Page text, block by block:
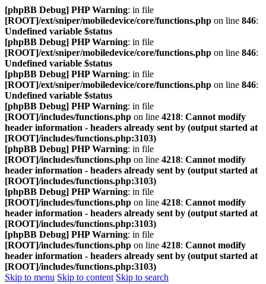
[phpBB Debug] PHP Warning: in file
[ROOT]/ext/sniper/mobiledevice/core/functions.php on line 846:
Undefined variable $status
[phpBB Debug] PHP Warning: in file
[ROOT]/ext/sniper/mobiledevice/core/functions.php on line 846:
Undefined variable $status
[phpBB Debug] PHP Warning: in file
[ROOT]/ext/sniper/mobiledevice/core/functions.php on line 846:
Undefined variable $status
[phpBB Debug] PHP Warning: in file
[ROOT]/includes/functions.php on line 4218: Cannot modify
header information - headers already sent by (output started at
[ROOT]/includes/functions.php:3103)
[phpBB Debug] PHP Warning: in file
[ROOT]/includes/functions.php on line 4218: Cannot modify
header information - headers already sent by (output started at
[ROOT]/includes/functions.php:3103)
[phpBB Debug] PHP Warning: in file
[ROOT]/includes/functions.php on line 4218: Cannot modify
header information - headers already sent by (output started at
[ROOT]/includes/functions.php:3103)
[phpBB Debug] PHP Warning: in file
[ROOT]/includes/functions.php on line 4218: Cannot modify
header information - headers already sent by (output started at
[ROOT]/includes/functions.php:3103)
Skip to menu Skip to content Skip to search